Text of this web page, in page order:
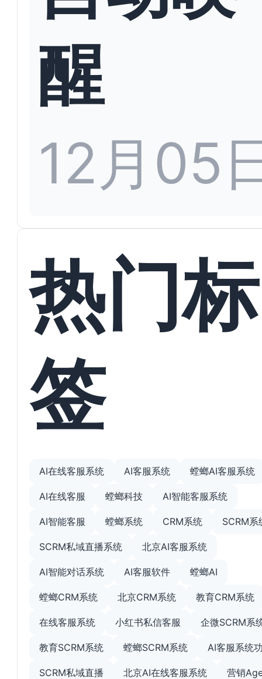
醒
12月05
热门标
签
AI在线客服系统 AI客服系统 螳螂AI客服系统
AI在线客服 螳螂科技 AI智能客服系统
AI智能客服 螳螂系统 CRM系统 SCRM系
SCRM私域直播系统 北京AI客服系统
AI智能对话系统 AI客服软件 螳螂AI
螳螂CRM系统 北京CRM系统 教育CRM系统
在线客服系统 小红书私信客服 企微SCRM系
教育SCRM系统 螳螂SCRM系统 AI客服系统
SCRM私域直播 北京AI在线客服系统 营销